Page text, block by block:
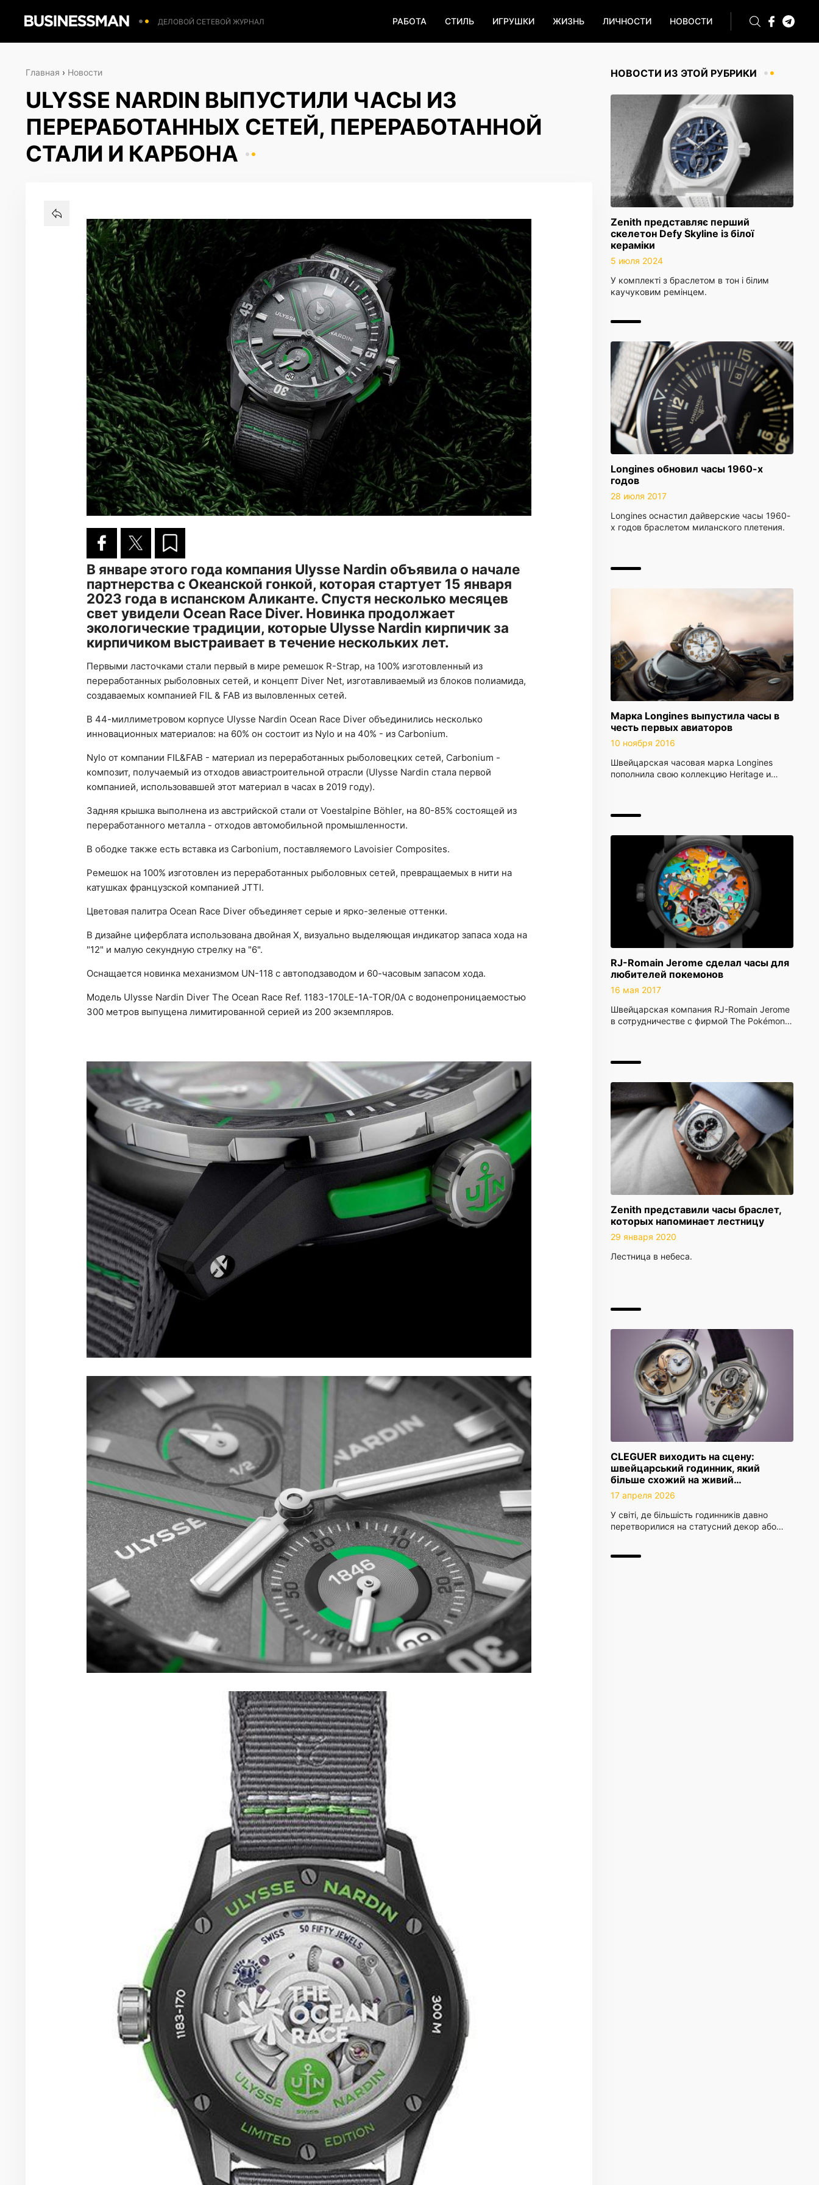
ДЕЛОВОЙ СЕТЕВОЙ ЖУРНАЛ РАБОТА СТИЛЬ ИГРУШКИ ЖИЗНЬ ЛИЧНОСТИ НОВОСТИ
НОВОСТИ ИЗ ЭТОЙ РУБРИКИ
Zenith представляє перший
скелетон Defy Skyline із білої
кераміки
5 июля 2024
У комплекті з браслетом в тон і білим
каучуковим ремінцем.
Longines обновил часы 1960-х
годов
28 июля 2017
Longines оснастил дайверские часы 1960-
х годов браслетом миланского плетения.
Марка Longines выпустила часы в
честь первых авиаторов
10 ноября 2016
Швейцарская часовая марка Longines
пополнила свою коллекцию Heritage и…
RJ-Romain Jerome сделал часы для
любителей покемонов
16 мая 2017
Швейцарская компания RJ-Romain Jerome
в сотрудничестве с фирмой The Pokémon…
Zenith представили часы браслет,
которых напоминает лестницу
29 января 2020
Лестница в небеса.
CLEGUER виходить на сцену:
швейцарський годинник, який
більше схожий на живий…
17 апреля 2026
У світі, де більшість годинників давно
перетворилися на статусний декор або…
Главная › Новости
ULYSSE NARDIN ВЫПУСТИЛИ ЧАСЫ ИЗ
ПЕРЕРАБОТАННЫХ СЕТЕЙ, ПЕРЕРАБОТАННОЙ
СТАЛИ И КАРБОНА
В январе этого года компания Ulysse Nardin объявила о начале
партнерства с Океанской гонкой, которая стартует 15 января
2023 года в испанском Аликанте. Спустя несколько месяцев
свет увидели Ocean Race Diver. Новинка продолжает
экологические традиции, которые Ulysse Nardin кирпичик за
кирпичиком выстраивает в течение нескольких лет.
Первыми ласточками стали первый в мире ремешок R-Strap, на 100% изготовленный из
переработанных рыболовных сетей, и концепт Diver Net, изготавливаемый из блоков полиамида,
создаваемых компанией FIL & FAB из выловленных сетей.
В 44-миллиметровом корпусе Ulysse Nardin Ocean Race Diver объединились несколько
инновационных материалов: на 60% он состоит из Nylo и на 40% - из Carbonium.
Nylo от компании FIL&FAB - материал из переработанных рыболовецких сетей, Carbonium -
композит, получаемый из отходов авиастроительной отрасли (Ulysse Nardin стала первой
компанией, использовавшей этот материал в часах в 2019 году).
Задняя крышка выполнена из австрийской стали от Voestalpine Böhler, на 80-85% состоящей из
переработанного металла - отходов автомобильной промышленности.
В ободке также есть вставка из Carbonium, поставляемого Lavoisier Composites.
Ремешок на 100% изготовлен из переработанных рыболовных сетей, превращаемых в нити на
катушках французской компанией JTTI.
Цветовая палитра Ocean Race Diver объединяет серые и ярко-зеленые оттенки.
В дизайне циферблата использована двойная X, визуально выделяющая индикатор запаса хода на
"12" и малую секундную стрелку на "6".
Оснащается новинка механизмом UN-118 с автоподзаводом и 60-часовым запасом хода.
Модель Ulysse Nardin Diver The Ocean Race Ref. 1183-170LE-1A-TOR/0A с водонепроницаемостью
300 метров выпущена лимитированной серией из 200 экземпляров.